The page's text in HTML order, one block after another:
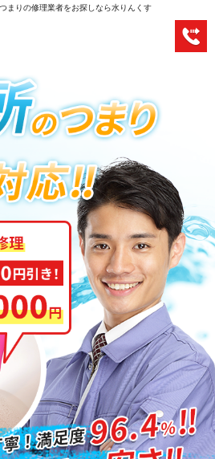
まりの修理業者をお探しなら水りんくす